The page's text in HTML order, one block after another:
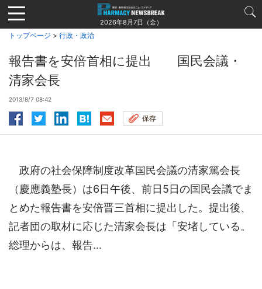
Jump
to
navigation
2026年8月7日（金）
トップページ > 行政・政治
報告書を安倍首相に提出 国民会議・
清家会長
2013/8/7 08:42
保存
政府の社会保障制度改革国民会議の清家篤会長
（慶應義塾長）は6日午後、前日5日の国民会議でま
とめた報告書を安倍晋三首相に提出した。提出後、
記者団の取材に応じた清家会長は「安堵している。
総理からは、報告...